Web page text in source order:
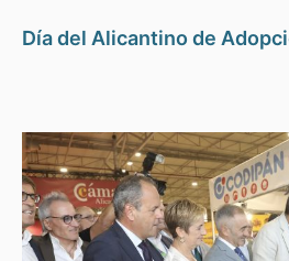
Día del Alicantino de